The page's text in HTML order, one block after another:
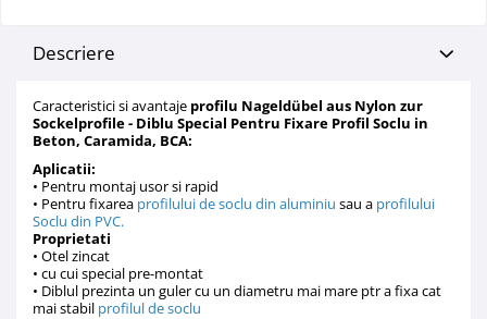
Produse pentru Curățare
Profile Baie
Placări Ceramice și din Piatră
Profile Dilatatie
Chituri de Rosturi
Distanțiere si Pene pentru Nivelare
Adezivi
Produse pentru Curățare
Descriere
Caracteristici si avantaje profilu Nageldübel aus Nylon zur
Sockelprofile - Diblu Special Pentru Fixare Profil Soclu in
Beton, Caramida, BCA:
Aplicatii:
• Pentru montaj usor si rapid
• Pentru fixarea profilului de soclu din aluminiu sau a profilului
Soclu din PVC.
Proprietati
• Otel zincat
• cu cui special pre-montat
• Diblul prezinta un guler cu un diametru mai mare ptr a fixa cat
mai stabil profilul de soclu